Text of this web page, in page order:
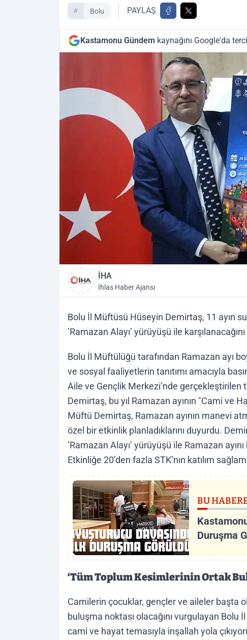
Bolu PAYLAŞ
Kastamonu Gündem kaynağını Google'da
İHA
İhlas Haber Ajansı
Bolu İl Müftüsü Hüseyin Demirtaş, 11 ayın
’Ramazan Alayı’ yürüyüşü ile
Bolu İl Müftülüğü tarafından Ramazan ayı
ve sosyal faaliyetlerin tanıtımı amacıyla
Aile ve Gençlik Merkezi’nde
Demirtaş, bu yıl Ramazan ayının "Cami ve
Müftü Demirtaş, Ramazan ayının manevi
özel bir etkinlik planladıklarını duyurdu.
’Ramazan Alayı’ yürüyüşü ile Ramazan
Etkinliğe 20’den fazla STK’nın katılım
BU
Duruşma
‘Tüm Toplum Kesimlerinin Ortak
Camilerin çocuklar, gençler ve aileler başta
buluşma noktası olacağını vurgulayan
cami ve hayat temasıyla inşallah yola